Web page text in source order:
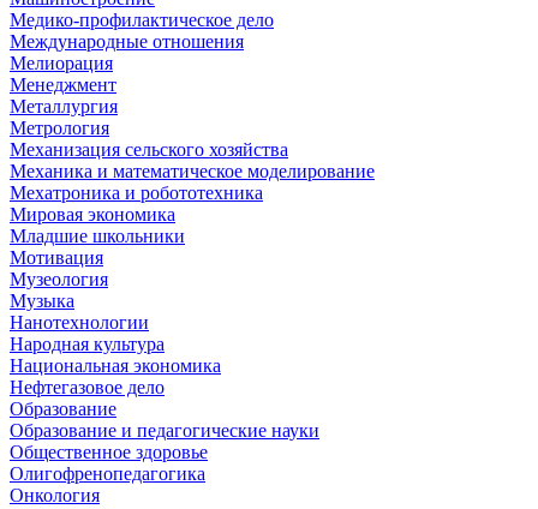
Медико-профилактическое дело
Международные отношения
Мелиорация
Менеджмент
Металлургия
Метрология
Механизация сельского хозяйства
Механика и математическое моделирование
Мехатроника и робототехника
Мировая экономика
Младшие школьники
Мотивация
Музеология
Музыка
Нанотехнологии
Народная культура
Национальная экономика
Нефтегазовое дело
Образование
Образование и педагогические науки
Общественное здоровье
Олигофренопедагогика
Онкология